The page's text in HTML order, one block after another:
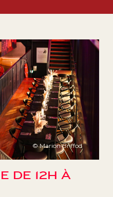
DE 12H À
© Marion Briffod